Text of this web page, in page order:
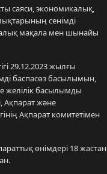
саяси, экономикалық,
сенімді
мақала мен шынайы
29.12.2023 жылғы
баспасөз басылымын,
желілік басылымды
Ақпарат және
Ақпарат комитетімен
өнімдері 18 жастан